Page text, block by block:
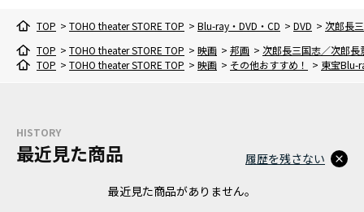
TOP > TOHO theater STORE TOP > Blu-ray・DVD・CD > DVD > 次郎長
TOP > TOHO theater STORE TOP > 映画 > 邦画 > 次郎長三国志／次郎長
TOP > TOHO theater STORE TOP > 映画 > その他おすすめ！ > 東宝Blu-
HISTORY
最近見た商品
最近見た商品がありません。
履歴を残さない